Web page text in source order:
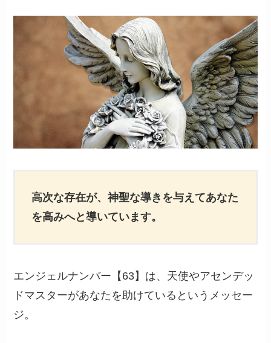
高次な存在が、神聖な導きを与えてあなた
を高みへと導いています。
エンジェルナンバー【63】は、天使やアセンデッ
ドマスターがあなたを助けているというメッセー
ジ。